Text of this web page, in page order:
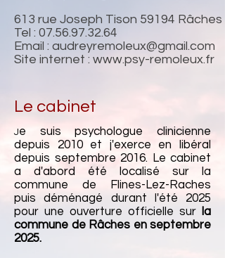
613 rue Joseph Tison 59194 Râches
Tel : 07.56.97.32.64
Email : audreyremoleux@gmail.com
Site internet : www.psy-remoleux.fr
Le cabinet
Je suis psychologue clinicienne
depuis 2010 et j'exerce en libéral
depuis septembre 2016. Le cabinet
a d'abord été localisé sur la
commune de Flines-Lez-Raches
puis déménagé durant l'été 2025
pour une ouverture officielle sur
la
commune de Râches en septembre
2025.